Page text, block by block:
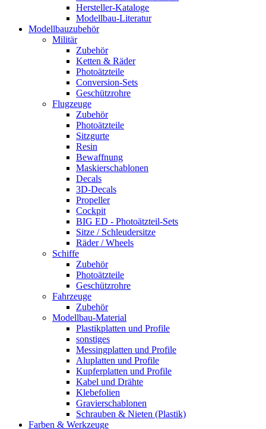
Hersteller-Kataloge
Modellbau-Literatur
Modellbauzubehör
Militär
Zubehör
Ketten & Räder
Photoätzteile
Conversion-Sets
Geschützrohre
Flugzeuge
Zubehör
Photoätzteile
Sitzgurte
Resin
Bewaffnung
Maskierschablonen
Decals
3D-Decals
Propeller
Cockpit
BIG ED - Photoätzteil-Sets
Sitze / Schleudersitze
Räder / Wheels
Schiffe
Zubehör
Photoätzteile
Geschützrohre
Fahrzeuge
Zubehör
Modellbau-Material
Plastikplatten und Profile
sonstiges
Messingplatten und Profile
Aluplatten und Profile
Kupferplatten und Profile
Kabel und Drähte
Klebefolien
Gravierschablonen
Schrauben & Nieten (Plastik)
Farben & Werkzeuge